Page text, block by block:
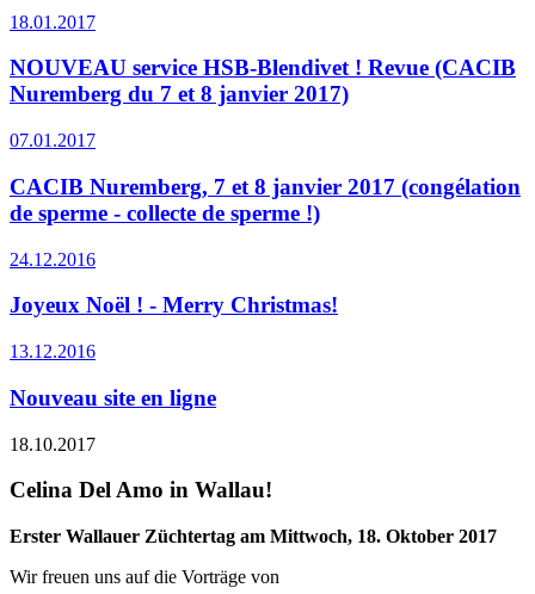
18.01.2017
NOUVEAU service HSB-Blendivet ! Revue (CACIB
Nuremberg du 7 et 8 janvier 2017)
07.01.2017
CACIB Nuremberg, 7 et 8 janvier 2017 (congélation
de sperme - collecte de sperme !)
24.12.2016
Joyeux Noël ! - Merry Christmas!
13.12.2016
Nouveau site en ligne
18.10.2017
Celina Del Amo in Wallau!
Erster Wallauer Züchtertag am Mittwoch, 18. Oktober 2017
Wir freuen uns auf die Vorträge von